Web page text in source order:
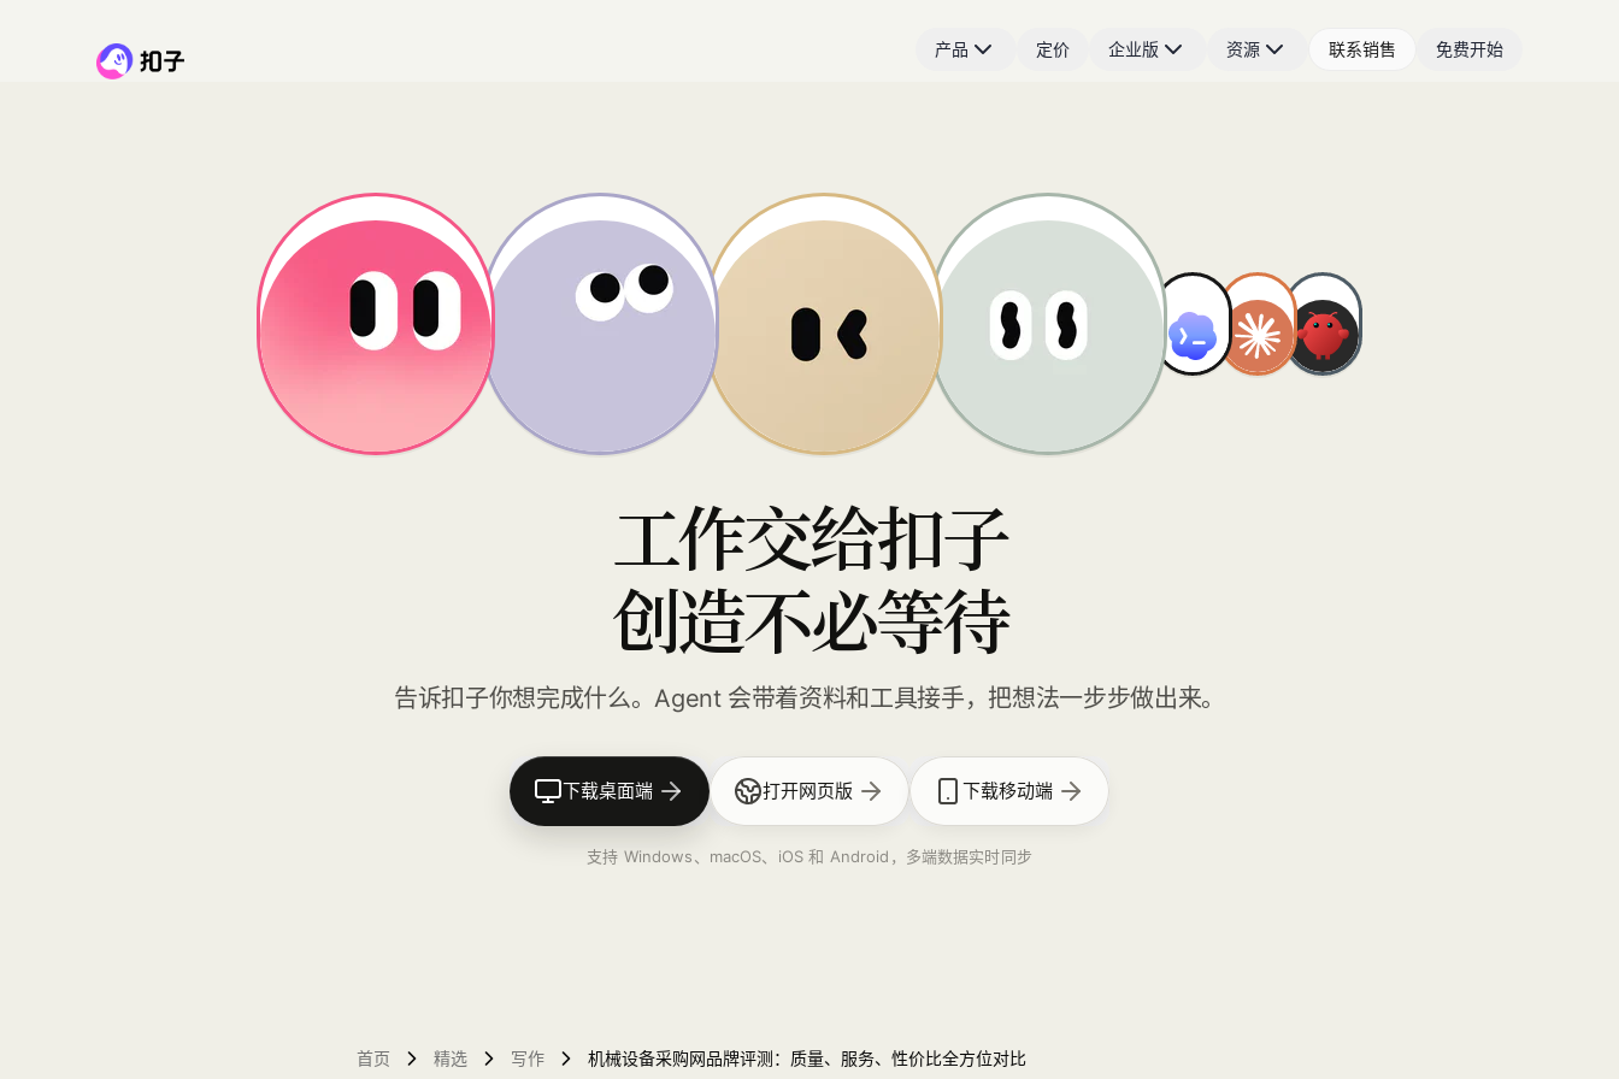
产品 定价 企业版 资源 联系销售 免费开始
工作交给扣子
创造不必等待
告诉扣子你想完成什么。Agent 会带着资料和工具接手，把想法一步步做出来。
下载桌面端 打开网页版 下载移动端
支持 Windows、macOS、iOS 和 Android，多端数据实时同步
首页 精选 写作 机械设备采购网品牌评测：质量、服务、性价比全方位对比